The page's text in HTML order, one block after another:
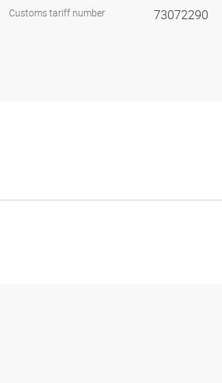
Customs tariff number 73072290